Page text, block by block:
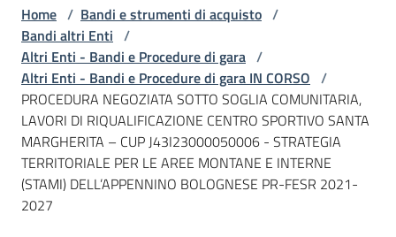
telematici
L'Agenzia
Bandi
e
strumenti
Home / Bandi e strumenti di acquisto /
Bandi altri Enti /
Altri Enti - Bandi e Procedure di gara /
Altri Enti - Bandi e Procedure di gara IN CORSO /
PROCEDURA NEGOZIATA SOTTO SOGLIA COMUNITARIA,
LAVORI DI RIQUALIFICAZIONE CENTRO SPORTIVO SANTA
MARGHERITA – CUP J43I23000050006 - STRATEGIA
TERRITORIALE PER LE AREE MONTANE E INTERNE
(STAMI) DELL’APPENNINO BOLOGNESE PR-FESR 2021-
2027